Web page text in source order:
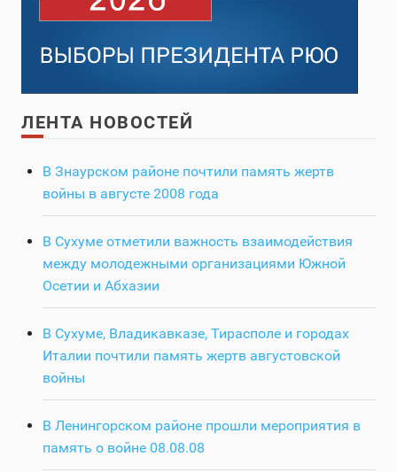
ЛЕНТА НОВОСТЕЙ
В Знаурском районе почтили память жертв
войны в августе 2008 года
В Сухуме отметили важность взаимодействия
между молодежными организациями Южной
Осетии и Абхазии
В Сухуме, Владикавказе, Тирасполе и городах
Италии почтили память жертв августовской
войны
В Ленингорском районе прошли мероприятия в
память о войне 08.08.08